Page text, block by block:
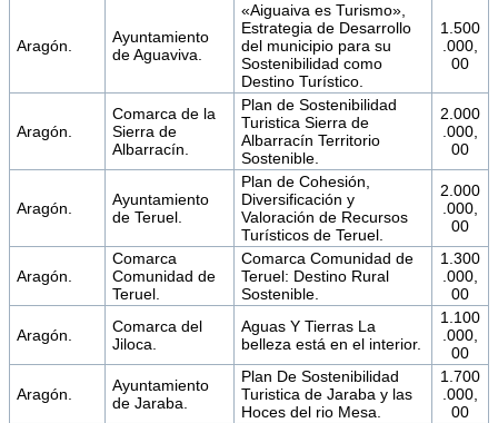
Aragón.
Ayuntamiento
de Aguaviva.
«Aiguaiva es Turismo»,
Estrategia de Desarrollo
del municipio para su
Sostenibilidad como
Destino Turístico.
1.500
.000,
00
Aragón.
Comarca de la
Sierra de
Albarracín.
Plan de Sostenibilidad
Turistica Sierra de
Albarracín Territorio
Sostenible.
2.000
.000,
00
Aragón.
Ayuntamiento
de Teruel.
Plan de Cohesión,
Diversificación y
Valoración de Recursos
Turísticos de Teruel.
2.000
.000,
00
Aragón.
Comarca
Comunidad de
Teruel.
Comarca Comunidad de
Teruel: Destino Rural
Sostenible.
1.300
.000,
00
Aragón.
Comarca del
Jiloca.
Aguas Y Tierras La
belleza está en el interior.
1.100
.000,
00
Aragón.
Ayuntamiento
de Jaraba.
Plan De Sostenibilidad
Turistica de Jaraba y las
Hoces del rio Mesa.
1.700
.000,
00